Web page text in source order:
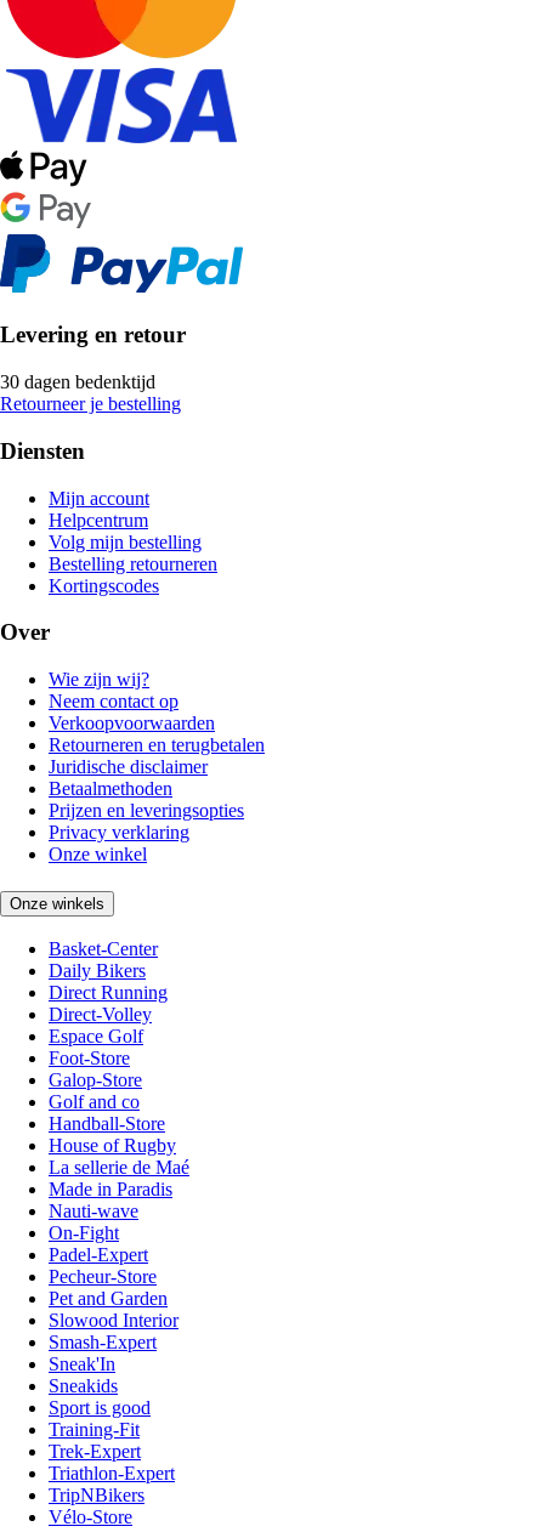
Levering en retour
30 dagen bedenktijd
Retourneer je bestelling
Diensten
Mijn account
Helpcentrum
Volg mijn bestelling
Bestelling retourneren
Kortingscodes
Over
Wie zijn wij?
Neem contact op
Verkoopvoorwaarden
Retourneren en terugbetalen
Juridische disclaimer
Betaalmethoden
Prijzen en leveringsopties
Privacy verklaring
Onze winkel
Onze winkels
Basket-Center
Daily Bikers
Direct Running
Direct-Volley
Espace Golf
Foot-Store
Galop-Store
Golf and co
Handball-Store
House of Rugby
La sellerie de Maé
Made in Paradis
Nauti-wave
On-Fight
Padel-Expert
Pecheur-Store
Pet and Garden
Slowood Interior
Smash-Expert
Sneak'In
Sneakids
Sport is good
Training-Fit
Trek-Expert
Triathlon-Expert
TripNBikers
Vélo-Store